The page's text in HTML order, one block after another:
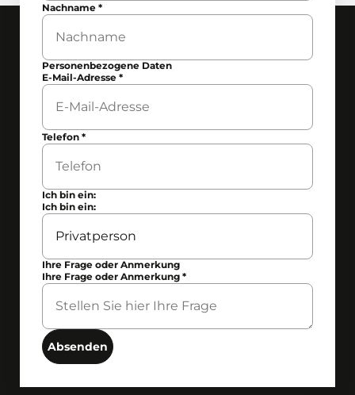
Nachname*
Personenbezogene Daten
E-Mail-Adresse*
Telefon*
Ich bin ein:
Ich bin ein:
Ihre Frage oder Anmerkung
Ihre Frage oder Anmerkung*
Absenden